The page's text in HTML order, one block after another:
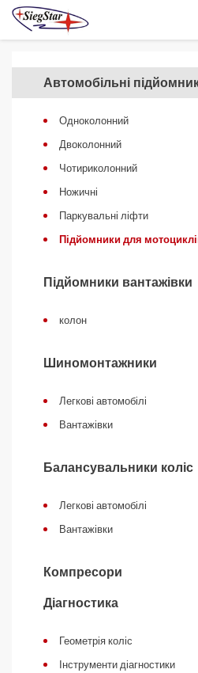
Автомобільні
Одноколонний
Двоколонний
Чотириколонний
Ножичні
Паркувальні ліфти
Підйомники для
Підйомники вантажівки
колон
Шиномонтажники
Легкові автомобілі
Вантажівки
Балансувальники коліс
Легкові автомобілі
Вантажівки
Компресори
Діагностика
Геометрія коліс
Інструменти діагностики